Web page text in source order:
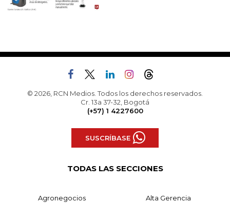
© 2026, RCN Medios. Todos los derechos reservados.
Cr. 13a 37-32, Bogotá
(+57) 1 4227600
SUSCRÍBASE
TODAS LAS SECCIONES
Agronegocios Alta Gerencia